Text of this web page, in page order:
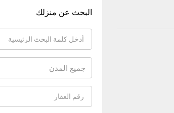
البحث عن منزلك
جميع المدن